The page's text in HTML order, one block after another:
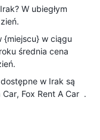
W ubiegłym
{miejscu} w ciągu
średnia cena
w Irak są
Car Fox Rent A Car .